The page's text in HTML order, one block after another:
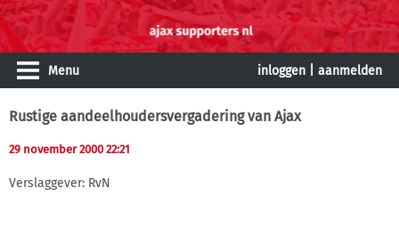
Menu inloggen aanmelden
Rustige aandeelhoudersvergadering van Ajax
29 november 2000 22:21
Verslaggever: RvN